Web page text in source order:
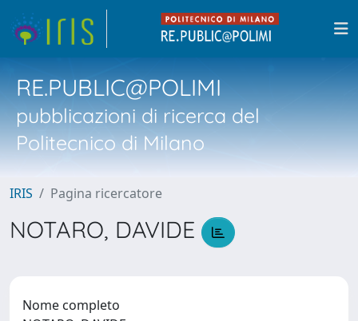
RE.PUBLIC@POLIMI
pubblicazioni di ricerca del
Politecnico di Milano
IRIS Pagina ricercatore
NOTARO, DAVIDE
Nome completo